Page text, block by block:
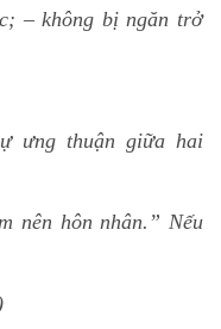
– không bị ngăn trở
ưng thuận giữa hai
nên hôn nhân.” Nếu